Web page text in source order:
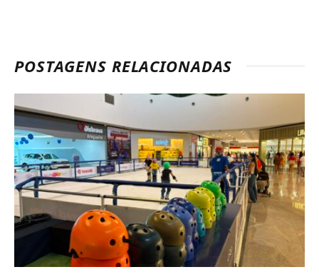
POSTAGENS RELACIONADAS